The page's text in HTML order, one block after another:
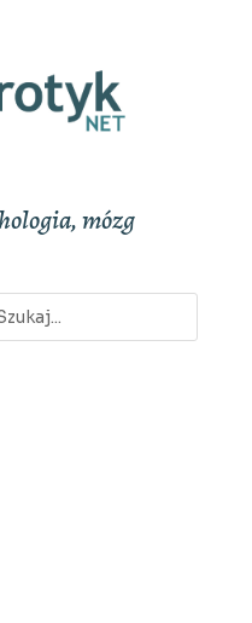
mózg